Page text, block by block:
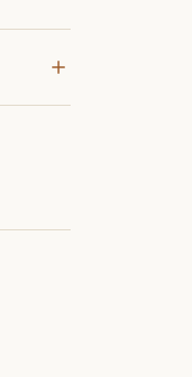
direct.